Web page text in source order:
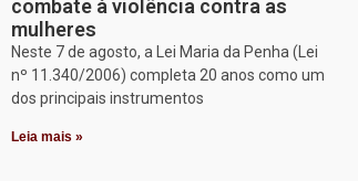
combate à violência contra as
mulheres
Neste 7 de agosto, a Lei Maria da Penha (Lei
nº 11.340/2006) completa 20 anos como um
dos principais instrumentos
Leia mais »